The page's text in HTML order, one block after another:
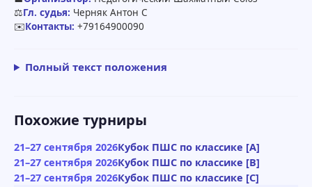
⚖️Гл. судья: Черняк Антон С
✉️Контакты: +79164900090
Полный текст положения
Похожие турниры
21–27 сентября 2026Кубок ПШС по классике [A]
21–27 сентября 2026Кубок ПШС по классике [B]
21–27 сентября 2026Кубок ПШС по классике [C]